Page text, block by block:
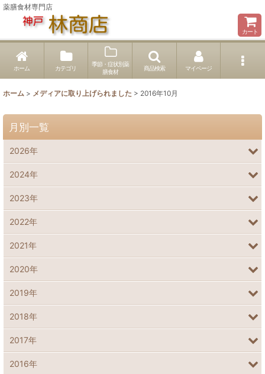
薬膳食材専門店
カート
ホーム カテゴリ
季節・症状別薬
膳食材
商品検索 マイページ
ホーム > メディアに取り上げられました > 2016年10月
月別一覧
2026年
2024年
2023年
2022年
2021年
2020年
2019年
2018年
2017年
2016年